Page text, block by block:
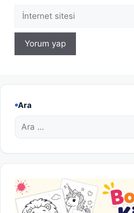
İnternet
sitesi
Ara
için
ara